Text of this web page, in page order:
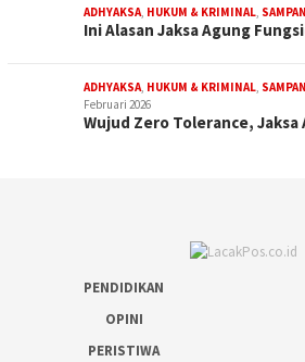
ADHYAKSA, HUKUM & KRIMINAL,
Ini Alasan Jaksa Agung
ADHYAKSA, HUKUM & KRIMINAL,
Februari 2026
Wujud Zero Tolerance,
PENDIDIKAN
OPINI
PERISTIWA